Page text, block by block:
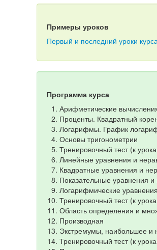
Примеры уроков
Первый и последний уроки
Программа курса
Арифметические
Проценты. Квадратный
Логарифмы. График
Основы тригонометрии
Тренировочный тест (к
Линейные уравнения и
Квадратные уравнения и
Показательные уравнения
Логарифмические
Тренировочный тест (к
Область определения и
Производная
Экстремумы, наибольшее и
Тренировочный тест (к